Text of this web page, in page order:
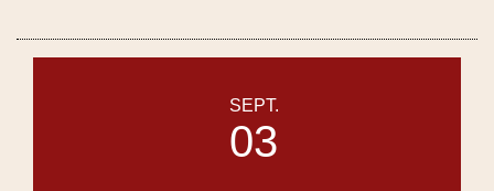
SEPT.
03